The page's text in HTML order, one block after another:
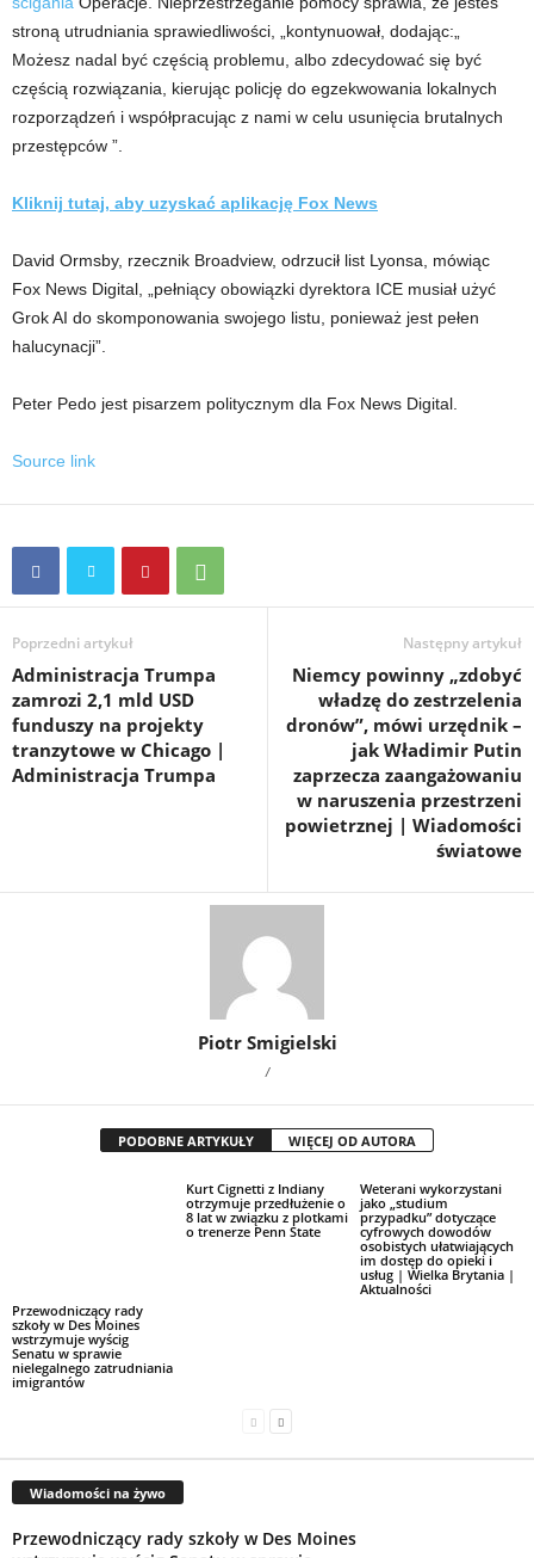
stroną utrudniania sprawiedliwości, „kontynuował, dodając:„
Możesz nadal być częścią problemu, albo zdecydować się być
częścią rozwiązania, kierując policję do egzekwowania lokalnych
rozporządzeń i współpracując z nami w celu usunięcia brutalnych
przestępców ”.
Kliknij tutaj, aby uzyskać aplikację Fox News
David Ormsby, rzecznik Broadview, odrzucił list Lyonsa, mówiąc
Fox News Digital, „pełniący obowiązki dyrektora ICE musiał użyć
Grok AI do skomponowania swojego listu, ponieważ jest pełen
halucynacji”.
Peter Pedo jest pisarzem politycznym dla Fox News Digital.
Source link
Poprzedni artykuł
Administracja Trumpa
zamrozi 2,1 mld USD
funduszy na projekty
tranzytowe w Chicago |
Administracja Trumpa
Następny artykuł
Niemcy powinny „zdobyć
władzę do zestrzelenia
dronów”, mówi urzędnik –
jak Władimir Putin
zaprzecza zaangażowaniu
w naruszenia przestrzeni
powietrznej | Wiadomości
światowe
Piotr Smigielski
/
PODOBNE ARTYKUŁY WIĘCEJ OD AUTORA
Przewodniczący rady
szkoły w Des Moines
wstrzymuje wyścig
Senatu w sprawie
nielegalnego zatrudniania
imigrantów
Kurt Cignetti z Indiany
otrzymuje przedłużenie o
8 lat w związku z plotkami
o trenerze Penn State
Weterani wykorzystani
jako „studium
przypadku” dotyczące
cyfrowych dowodów
osobistych ułatwiających
im dostęp do opieki i
usług | Wielka Brytania |
Aktualności
Wiadomości na żywo
Przewodniczący rady szkoły w Des Moines